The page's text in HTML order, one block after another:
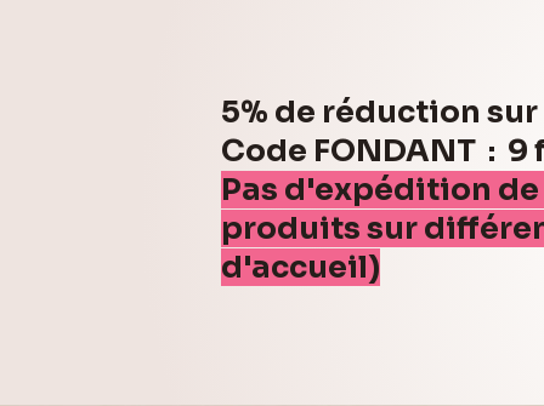
5% de réduction
Code FONDANT : 9
Pas d'expédition
produits sur
d'accueil)